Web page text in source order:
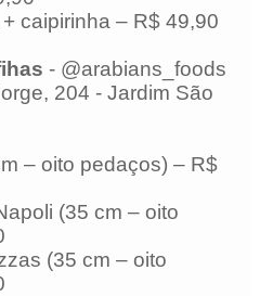
caipirinha – R$ 49,90
- @arabians_foods
204 - Jardim São
– oito pedaços) – R$
(35 cm – oito
(35 cm – oito